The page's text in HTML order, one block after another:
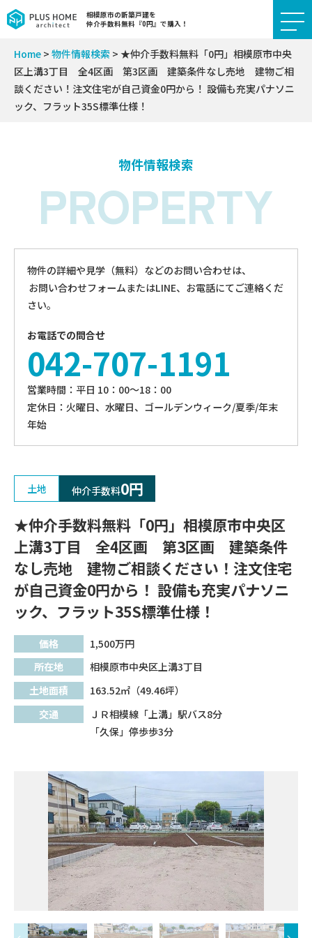
相模原市の新築戸建を
仲介手数料無料『0円』で購入！
Home > 物件情報検索 > ★仲介手数料無料「0円」相模原市中央
区上溝3丁目 全4区画 第3区画 建築条件なし売地 建物ご相
談ください！注文住宅が自己資金0円から！ 設備も充実パナソニ
ック、フラット35S標準仕様！
物件情報検索
PROPERTY
物件の詳細や見学（無料）などのお問い合わせは、
お問い合わせフォームまたはLINE、お電話にてご連絡くだ
さい。
お電話での問合せ
042-707-1191
営業時間：平⽇ 10：00〜18：00
定休⽇：火曜日、⽔曜⽇、ゴールデンウィーク/夏季/年末
年始
土地 仲介手数料0円
★仲介手数料無料「0円」相模原市中央区
上溝3丁目 全4区画 第3区画 建築条件
なし売地 建物ご相談ください！注文住宅
が自己資金0円から！ 設備も充実パナソニ
ック、フラット35S標準仕様！
価格 1,500万円
所在地
相模原市中央区上溝3丁目
土地面積
163.52㎡（49.46坪）
交通
ＪＲ相模線「上溝」駅バス8分
「久保」停歩歩3分